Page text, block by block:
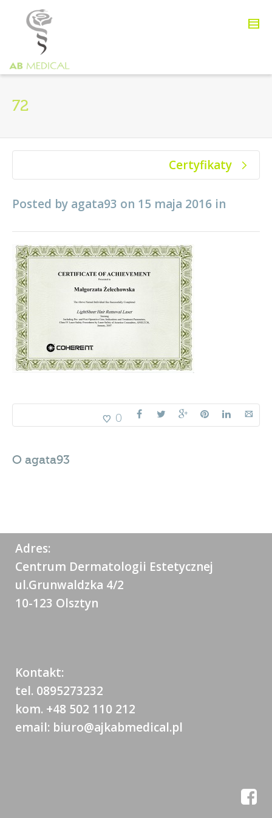
72
Certyfikaty
Posted by agata93 on 15 maja 2016 in
0
O agata93
Adres:
Centrum Dermatologii Estetycznej
ul.Grunwaldzka 4/2
10-123 Olsztyn
Kontakt:
tel. 0895273232
kom. +48 502 110 212
email: biuro@ajkabmedical.pl